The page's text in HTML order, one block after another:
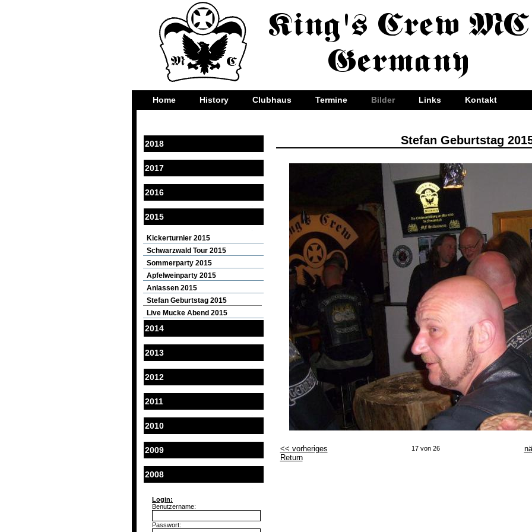
Home History Clubhaus Termine Bilder Links Kontakt
2018
2017
2016
2015
Kickerturnier 2015
Schwarzwald Tour 2015
Sommerparty 2015
Apfelweinparty 2015
Anlassen 2015
Stefan Geburtstag 2015
Live Mucke Abend 2015
2014
2013
2012
2011
2010
2009
2008
Login:
Benutzername:
Passwort:
Stefan Geburtstag
<< vorheriges 17 von 26
Return